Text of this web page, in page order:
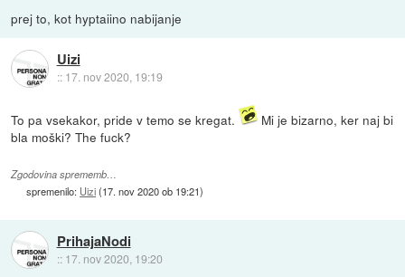
prej to, kot hyptaiino nabijanje
Uizi
:: 17. nov 2020, 19:19
To pa vsekakor, pride v temo se kregat.
Mi je bizarno, ker naj bi
bla moški? The fuck?
Zgodovina sprememb…
spremenilo: Uizi(17. nov 2020 ob 19:21)
PrihajaNodi
:: 17. nov 2020, 19:20